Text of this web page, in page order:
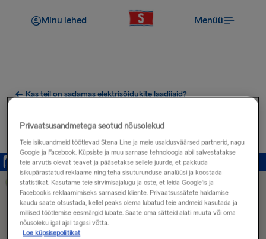
Minu lehed Menüü
Kas teil on sadamas elektrisõidukite laadijaid?
Elektriautode laadimispunktid
Kieli sadama lähedal
Privaatsusandmetega seotud nõusolekud
Teie isikuandmeid töötlevad Stena Line ja meie usaldusväärsed partnerid, nagu
Google ja Facebook. Küpsiste ja muu sarnase tehnoloogia abil salvestatakse
teie arvutis olevat teavet ja pääsetakse sellele juurde, et pakkuda
isikupärastatud reklaame ning teha sisuturunduse analüüsi ja koostada
statistikat. Kasutame teie sirvimisajalugu ja oste, et leida Google'is ja
Facebookis reklaamimiseks sarnaseid kliente. Privaatsussätete haldamise
kaudu saate otsustada, kellel peaks olema lubatud teie andmeid kasutada ja
millised töötlemise eesmärgid lubate. Saate oma sätteid alati muuta või oma
nõusoleku igal ajal tagasi võtta.
Loe küpsisepoliitikat